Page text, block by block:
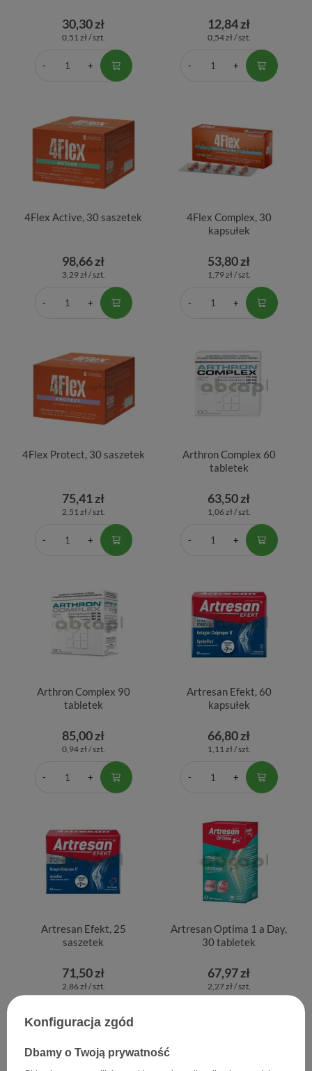
30,30 zł
0,51 zł / szt.
12,84 zł
0,54 zł / szt.
4Flex Active, 30 saszetek
98,66 zł
3,29 zł / szt.
4Flex Complex, 30
kapsułek
53,80 zł
1,79 zł / szt.
4Flex Protect, 30 saszetek
75,41 zł
2,51 zł / szt.
Arthron Complex 60
tabletek
63,50 zł
1,06 zł / szt.
Arthron Complex 90
tabletek
85,00 zł
0,94 zł / szt.
Artresan Efekt, 60
kapsułek
66,80 zł
1,11 zł / szt.
Artresan Efekt, 25
saszetek
71,50 zł
2,86 zł / szt.
Artresan Optima 1 a Day,
30 tabletek
67,97 zł
2,27 zł / szt.
Konfiguracja zgód
Dbamy o Twoją prywatność